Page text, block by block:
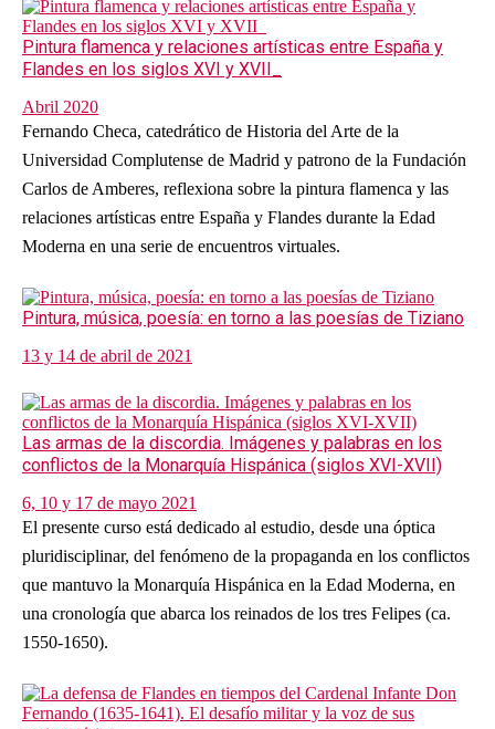
Pintura flamenca y relaciones artísticas entre España y
Flandes en los siglos XVI y XVII_
Abril 2020
Fernando Checa, catedrático de Historia del Arte de la
Universidad Complutense de Madrid y patrono de la Fundación
Carlos de Amberes, reflexiona sobre la pintura flamenca y las
relaciones artísticas entre España y Flandes durante la Edad
Moderna en una serie de encuentros virtuales.
Pintura, música, poesía: en torno a las poesías de Tiziano
13 y 14 de abril de 2021
Las armas de la discordia. Imágenes y palabras en los
conflictos de la Monarquía Hispánica (siglos XVI-XVII)
6, 10 y 17 de mayo 2021
El presente curso está dedicado al estudio, desde una óptica
pluridisciplinar, del fenómeno de la propaganda en los conflictos
que mantuvo la Monarquía Hispánica en la Edad Moderna, en
una cronología que abarca los reinados de los tres Felipes (ca.
1550-1650).